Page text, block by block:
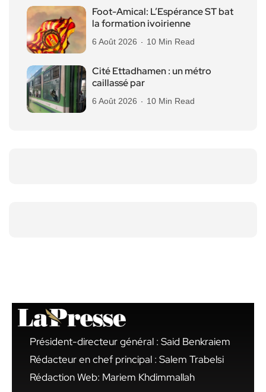
Foot-Amical: L’Espérance ST bat
la formation ivoirienne
6 Août 2026 10 Min Read
Cité Ettadhamen : un métro
caillassé par
6 Août 2026 10 Min Read
Président-directeur général : Said Benkraiem
Rédacteur en chef principal : Salem Trabelsi
Rédaction Web: Mariem Khdimmallah